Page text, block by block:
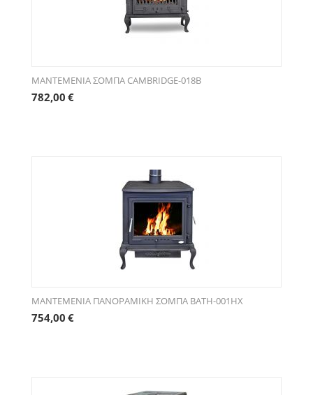
ΜΑΝΤΕΜΕΝΙΑ ΣΟΜΠΑ CAMBRIDGE-018B
782,00 €
ΜΑΝΤΕΜΕΝΙΑ ΠΑΝΟΡΑΜΙΚΗ ΣΟΜΠΑ BATH-001HX
754,00 €